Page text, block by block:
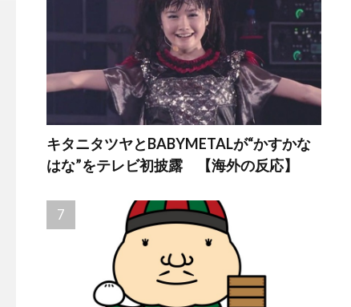
キタニタツヤとBABYMETALが“かすかな
はな”をテレビ初披露 【海外の反応】